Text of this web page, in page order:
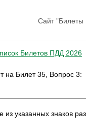
Сайт
Билетов ПДД 2026
на Билет 35, Вопрос 3:
из указанных знаков